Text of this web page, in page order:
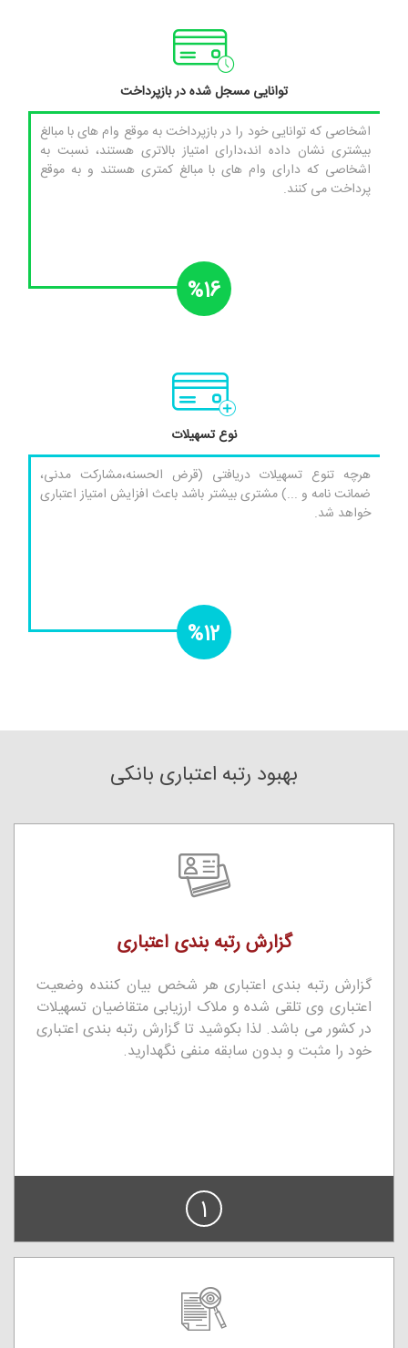
توانایی مسجل شده در بازپرداخت
اشخاصی که توانایی خود را در بازپرداخت به موقع وام های با مبالغ
بیشتری نشان داده اند،دارای امتیاز بالاتری هستند، نسبت به
اشخاصی که دارای وام های با مبالغ کمتری هستند و به موقع
پرداخت می کنند.
%16
نوع تسهیلات
هرچه تنوع تسهیلات دریافتی (قرض الحسنه،مشارکت مدنی،
ضمانت نامه و ...) مشتری بیشتر باشد باعث افزایش امتیاز اعتباری
خواهد شد.
%12
بهبود رتبه اعتباری بانکی
گزارش رتبه بندی اعتباری
گزارش رتبه بندی اعتباری هر شخص بیان کننده وضعیت
اعتباری وی تلقی شده و ملاک ارزیابی متقاضیان تسهیلات
در کشور می باشد. لذا بکوشید تا گزارش رتبه بندی اعتباری
خود را مثبت و بدون سابقه منفی نگهدارید.
1